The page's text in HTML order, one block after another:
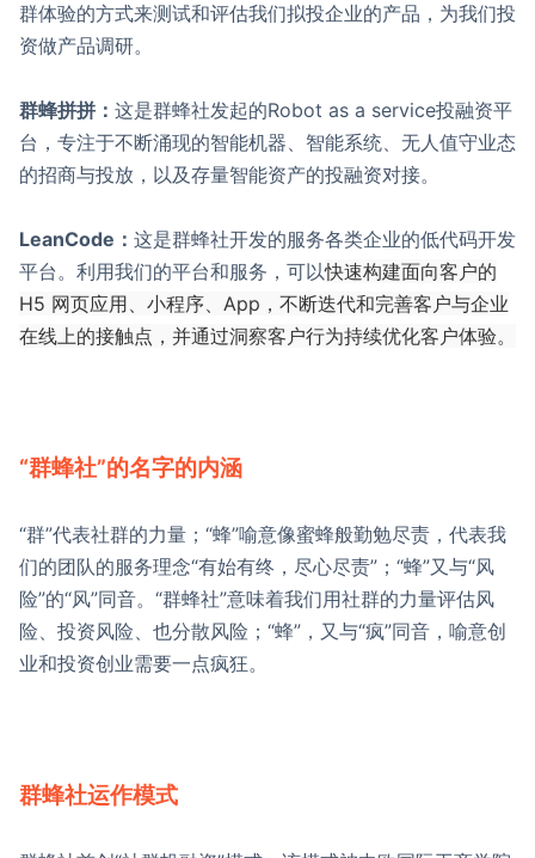
群体验的方式来测试和评估我们拟投企业的产品，为我们投
资做产品调研。
群蜂拼拼： 这是群蜂社发起的Robot as a service投融资平
台，专注于不断涌现的智能机器、智能系统、无人值守业态
的招商与投放，以及存量智能资产的投融资对接。
LeanCode： 这是群蜂社开发的服务各类企业的低代码开发
平台。利用我们的平台和服务，可以快速构建面向客户的
H5 网页应用、小程序、App，不断迭代和完善客户与企业
在线上的接触点，并通过洞察客户行为持续优化客户体验。
“群蜂社”的名字的内涵
“群”代表社群的力量；“蜂”喻意像蜜蜂般勤勉尽责，代表我
们的团队的服务理念“有始有终，尽心尽责”；“蜂”又与“风
险”的“风”同音。“群蜂社”意味着我们用社群的力量评估风
险、投资风险、也分散风险；“蜂”，又与“疯”同音，喻意创
业和投资创业需要一点疯狂。
群蜂社运作模式